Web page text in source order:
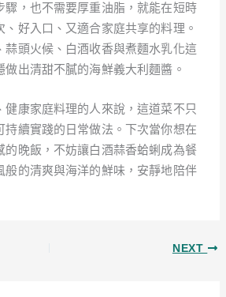
驟，也不需要厚重油脂，就能在短時
、好入口、又適合家庭共享的料理。
蒜頭火候、白酒收香與煮麵水乳化這
出清甜不膩的海鮮義大利麵醬。
健康家庭料理的人來說，這道菜不只
持續實踐的日常做法。下次當你想在
的晚飯，不妨讓白酒蒜香蛤蜊成為餐
般的清爽與海洋的鮮味，安靜地陪伴
NEXT